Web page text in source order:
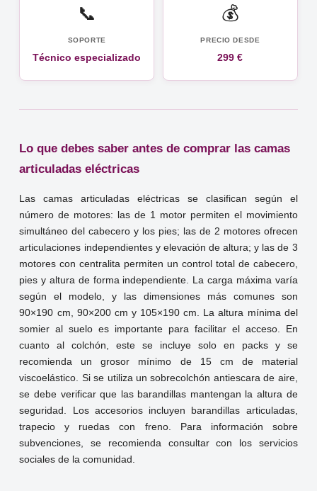
📞
SOPORTE
Técnico especializado
💰
PRECIO DESDE
299 €
Lo que debes saber antes de comprar las camas
articuladas eléctricas
Las camas articuladas eléctricas se clasifican según el
número de motores: las de 1 motor permiten el movimiento
simultáneo del cabecero y los pies; las de 2 motores ofrecen
articulaciones independientes y elevación de altura; y las de 3
motores con centralita permiten un control total de cabecero,
pies y altura de forma independiente. La carga máxima varía
según el modelo, y las dimensiones más comunes son
90×190 cm, 90×200 cm y 105×190 cm. La altura mínima del
somier al suelo es importante para facilitar el acceso. En
cuanto al colchón, este se incluye solo en packs y se
recomienda un grosor mínimo de 15 cm de material
viscoelástico. Si se utiliza un sobrecolchón antiescara de aire,
se debe verificar que las barandillas mantengan la altura de
seguridad. Los accesorios incluyen barandillas articuladas,
trapecio y ruedas con freno. Para información sobre
subvenciones, se recomienda consultar con los servicios
sociales de la comunidad.